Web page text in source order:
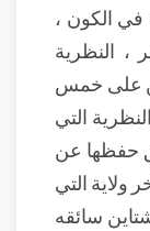
الكون ،
، النظرية
على خمس
التي
حفظها عن
التي
سائقه